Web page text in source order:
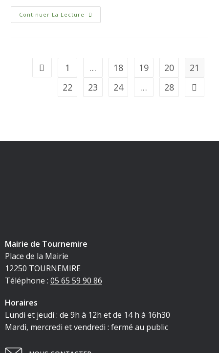
Continuer La Lecture
1 … 18 19 20
21
22
23 24 … 28
Mairie de Tournemire
Place de la Mairie
12250 TOURNEMIRE
Téléphone : 05 65 59 90 86
Horaires
Lundi et jeudi : de 9h à 12h et de 14 h à 16h30
Mardi, mercredi et vendredi : fermé au public